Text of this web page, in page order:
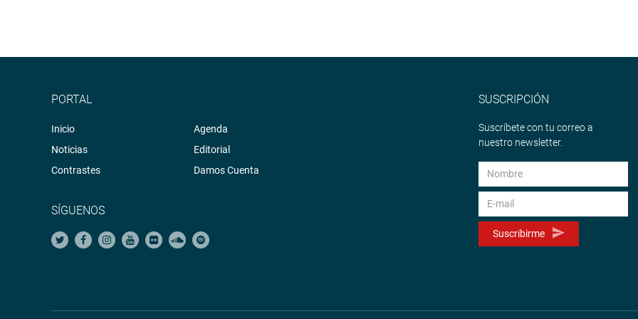
PORTAL
Inicio
Noticias
Contrastes
Agenda
Editorial
Damos Cuenta
SÍGUENOS
SUSCRIPCIÓN
Suscríbete con tu correo a
nuestro newsletter.
Suscribirme